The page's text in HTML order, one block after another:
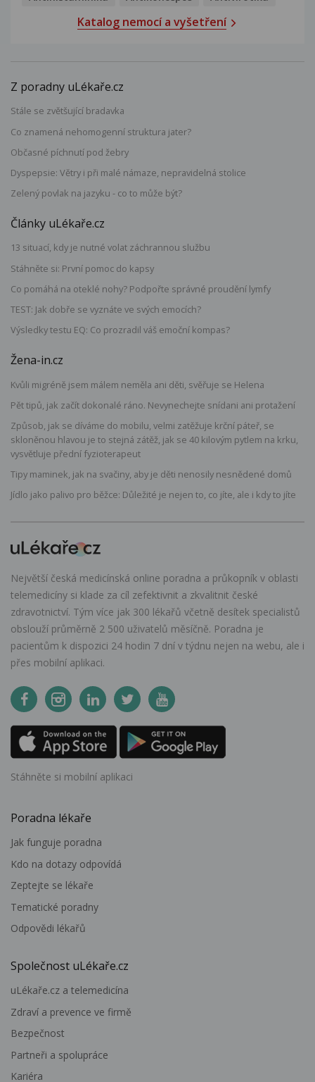
Katalog nemocí a vyšetření
Z poradny uLékaře.cz
Stále se zvětšující bradavka
Co znamená nehomogenní struktura jater?
Občasné píchnutí pod žebry
Dyspepsie: Větry i při malé námaze, nepravidelná stolice
Zelený povlak na jazyku - co to může být?
Články uLékaře.cz
13 situací, kdy je nutné volat záchrannou službu
Stáhněte si: První pomoc do kapsy
Co pomáhá na oteklé nohy? Podpořte správné proudění lymfy
TEST: Jak dobře se vyznáte ve svých emocích?
Výsledky testu EQ: Co prozradil váš emoční kompas?
Žena-in.cz
Kvůli migréně jsem málem neměla ani děti, svěřuje se Helena
Pět tipů, jak začít dokonalé ráno. Nevynechejte snídani ani protažení
Způsob, jak se díváme do mobilu, velmi zatěžuje krční páteř, se
skloněnou hlavou je to stejná zátěž, jak se 40 kilovým pytlem na krku,
vysvětluje přední fyzioterapeut
Tipy maminek, jak na svačiny, aby je děti nenosily nesnědené domů
Jídlo jako palivo pro běžce: Důležité je nejen to, co jíte, ale i kdy to jíte
Největší česká medicínská online poradna a průkopník v oblasti
telemedicíny si klade za cíl zefektivnit a zkvalitnit české
zdravotnictví. Tým více jak 300 lékařů včetně desítek specialistů
obslouží průměrně 2 500 uživatelů měsíčně. Poradna je
pacientům k dispozici 24 hodin 7 dní v týdnu nejen na webu, ale i
přes mobilní aplikaci.
Stáhněte si mobilní aplikaci
Poradna lékaře
Jak funguje poradna
Kdo na dotazy odpovídá
Zeptejte se lékaře
Tematické poradny
Odpovědi lékařů
Společnost uLékaře.cz
uLékaře.cz a telemedicína
Zdraví a prevence ve firmě
Bezpečnost
Partneři a spolupráce
Kariéra